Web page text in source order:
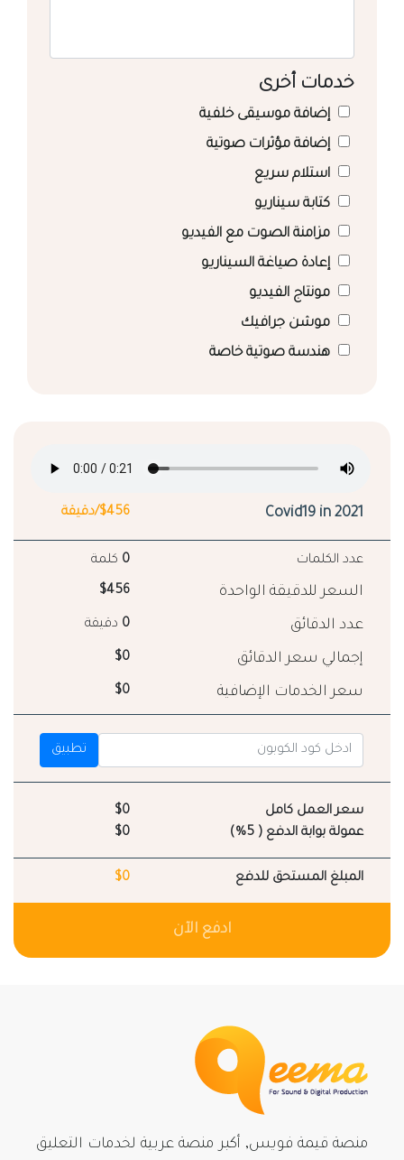
خدمات أخرى
إضافة موسيقى خلفية
إضافة مؤثرات صوتية
استلام سريع
كتابة سيناريو
مزامنة الصوت مع الفيديو
إعادة صياغة السيناريو
مونتاج الفيديو
موشن جرافيك
هندسة صوتية خاصة
Covid19 in 2021 $456/دقيقة
عدد الكلمات 0 كلمة
السعر للدقيقة الواحدة $456
عدد الدقائق 0 دقيقة
إجمالي سعر الدقائق $0
سعر الخدمات الإضافية $0
تطبيق
سعر العمل كامل
$0
عمولة بوابة الدفع ( 5%)
$0
المبلغ المستحق للدفع $0
ادفع الآن
منصة قيمة فويس, أكبر منصة عربية لخدمات التعليق